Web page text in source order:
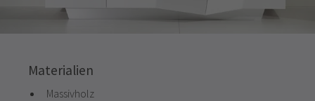
Materialien
Massivholz